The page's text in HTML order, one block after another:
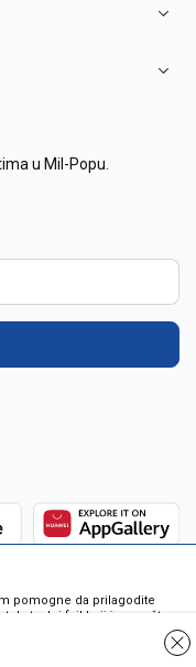
u Mil-Popu.
pomogne da prilagodite
fajl koji je smešten
Cookie-i su
od strane web servera